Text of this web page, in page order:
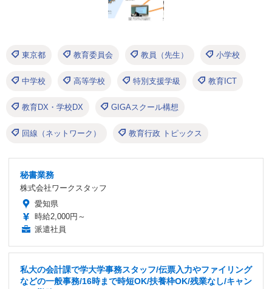
東京都 教育委員会 教員（先生） 小学校
中学校 高等学校 特別支援学級 教育ICT
教育DX・学校DX GIGAスクール構想
回線（ネットワーク） 教育行政 トピックス
秘書業務
株式会社ワークスタッフ
愛知県
時給2,000円～
派遣社員
私大の会計課で学大学事務スタッフ/伝票入力やファイリング
などの一般事務/16時まで時短OK/扶養枠OK/残業なし/キャン